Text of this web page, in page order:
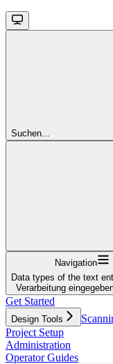
Suchen...
Navigation
Data types of the text
Verarbeitung
Get Started
Design Tools
Project Setup
Administration
Operator Guides